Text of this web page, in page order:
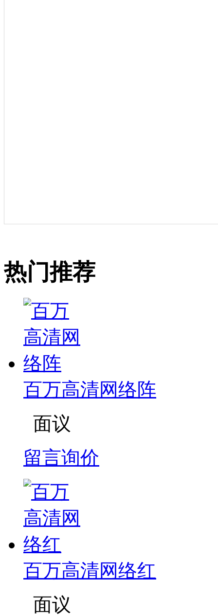
热门推荐
百万高清网络阵
面议
留言询价
百万高清网络红
面议